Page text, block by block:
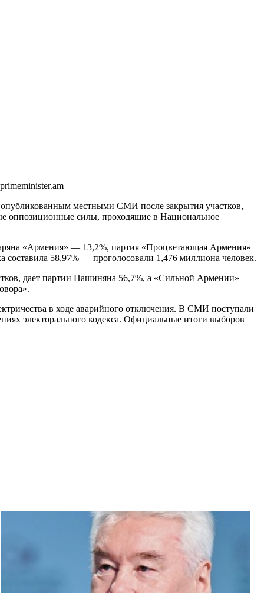
местными СМИ после закрытия участков,
оппозиционные силы, проходящие в Национальное
«Армения» — 13,2%, партия «Процветающая Армения»
58,97% — проголосовали 1,476 миллиона человек.
дает партии Пашиняна 56,7%, а «Сильной Армении» —
в ходе аварийного отключения. В СМИ поступали
электорального кодекса. Официальные итоги выборов